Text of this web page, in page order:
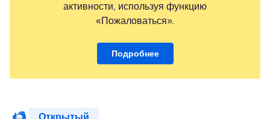
активности, используя функцию
«Пожаловаться».
Подробнее